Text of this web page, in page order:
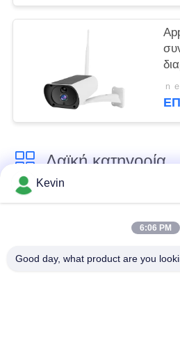
Λαϊκή κατηγορία
Φορεμένες
4G φορεμένη σώμα
Kevin
6:06 PM
Good day, what product are you